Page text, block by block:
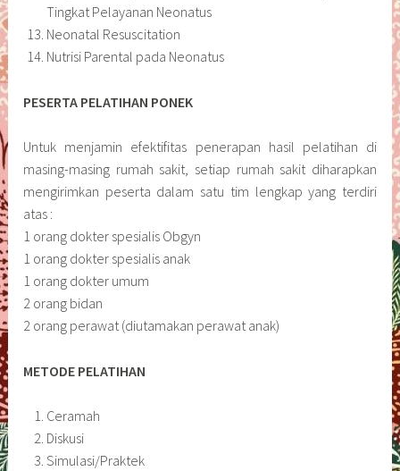
Tingkat Pelayanan Neonatus
Neonatal Resuscitation
Nutrisi Parental pada Neonatus
PESERTA PELATIHAN PONEK
Untuk menjamin efektifitas penerapan hasil pelatihan di
masing-masing rumah sakit, setiap rumah sakit diharapkan
mengirimkan peserta dalam satu tim lengkap yang terdiri
atas :
1 orang dokter spesialis Obgyn
1 orang dokter spesialis anak
1 orang dokter umum
2 orang bidan
2 orang perawat (diutamakan perawat anak)
METODE PELATIHAN
Ceramah
Diskusi
Simulasi/Praktek